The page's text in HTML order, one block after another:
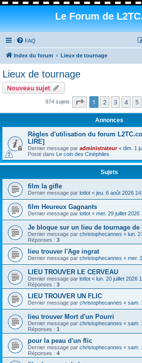
Le Forum de
FAQ
Index du forum Lieux de tournage
Lieux de tournage
Nouveau sujet
974 sujets Page 1sur20
1 2 3 4 5
Annonces
Règles d'utilisation du forum
LIRE]
Dernier message par administrateur« dim. 1
Posté dans Le coin des Cinéphiles
Sujets
film la gifle
Dernier message par lotlot « jeu. 6 août 2026
film Heureux Gagnants
Dernier message par lotlot « mer. 29 juillet 2026
Je bloque sur un lieu de tournage de
Dernier message par christophecannes « lun.
Réponses : 3
lieu trouver l'Age ingrat
Dernier message par christophecannes « mer.
LIEU TROUVER LE CERVEAU
Dernier message par lotlot « lun. 20 juillet 2026
Réponses : 3
LIEU TROUVER UN FLIC
Dernier message par christophecannes « sam.
lieu trouver Mort d'un Pourri
Dernier message par christophecannes « sam.
Réponses : 1
pour la peau d'un flic
Dernier message par christophecannes « sam.
Réponses : 4